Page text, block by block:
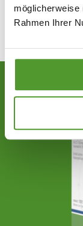
möglicherweise
Rahmen Ihrer
durchführung